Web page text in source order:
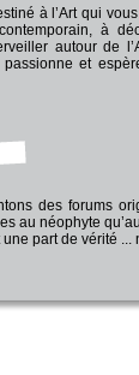
à l’Art qui
à
autour de
et
des forums
au néophyte
part de vérité ...